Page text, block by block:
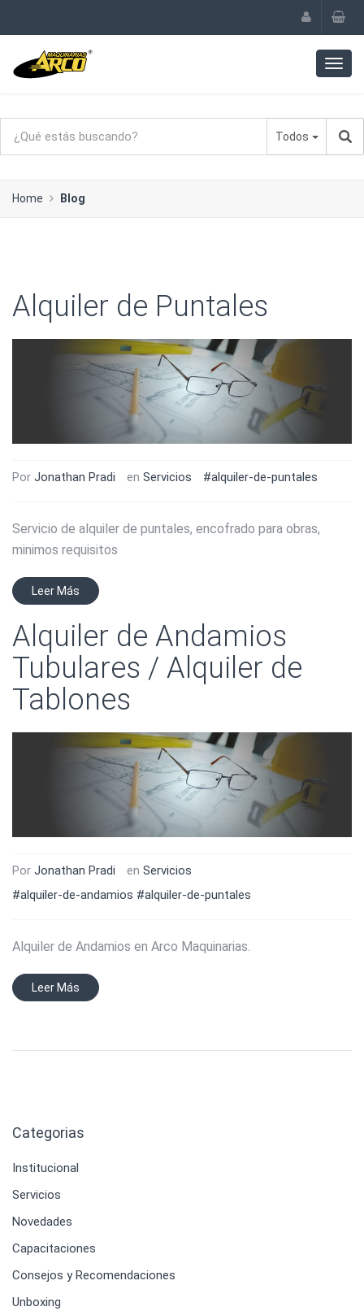
Todos
Home Blog
Alquiler de Puntales
Por Jonathan Pradi en Servicios #alquiler-de-puntales
Servicio de alquiler de puntales, encofrado para obras,
minimos requisitos
Leer Más
Alquiler de Andamios
Tubulares / Alquiler de
Tablones
Por Jonathan Pradi en Servicios
#alquiler-de-andamios #alquiler-de-puntales
Alquiler de Andamios en Arco Maquinarias.
Leer Más
Categorias
Institucional
Servicios
Novedades
Capacitaciones
Consejos y Recomendaciones
Unboxing